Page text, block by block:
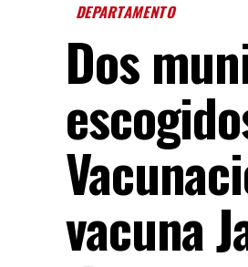
DEPARTAMENTO
Dos
vacuna